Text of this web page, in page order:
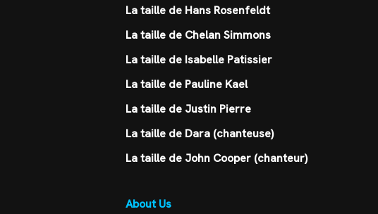
La taille de Hans Rosenfeldt
La taille de Chelan Simmons
La taille de Isabelle Patissier
La taille de Pauline Kael
La taille de Justin Pierre
La taille de Dara (chanteuse)
La taille de John Cooper (chanteur)
About Us